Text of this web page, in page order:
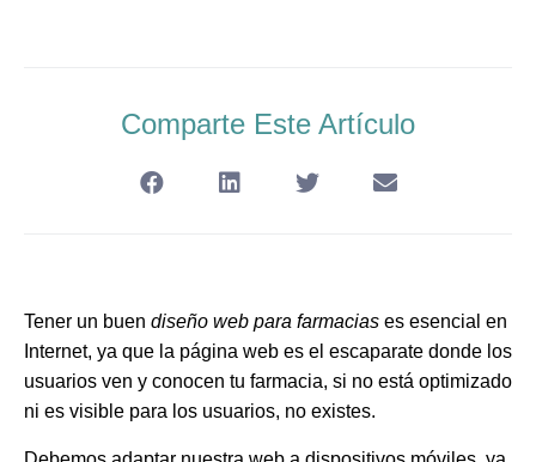
Comparte Este Artículo
Tener un buen diseño web para farmacias es esencial en
Internet, ya que la página web es el escaparate donde los
usuarios ven y conocen tu farmacia, si no está optimizado
ni es visible para los usuarios, no existes.